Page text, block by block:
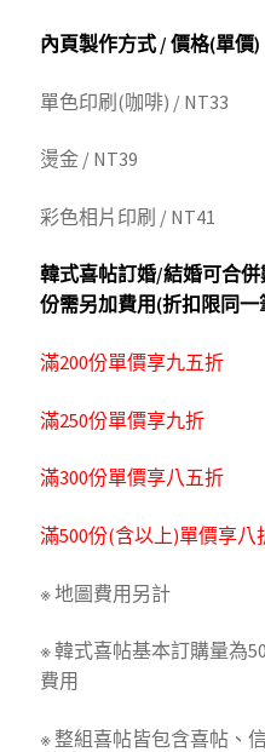
內頁製作方式 / 價格(單價)
單色印刷(咖啡) / NT33
燙金 / NT39
彩色相片印刷 / NT41
韓式喜帖訂婚/結婚可合
份需另加費用(折扣限同一
滿200份單價享九五折
滿250份單價享九折
滿300份單價享八五折
滿500份(含以上)單價享八
※ 地圖費用另計
※ 韓式喜帖基本訂購量為
費用
※ 整組喜帖皆包含喜帖、